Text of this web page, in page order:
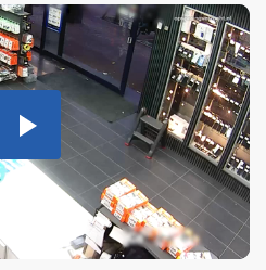
Play
Video